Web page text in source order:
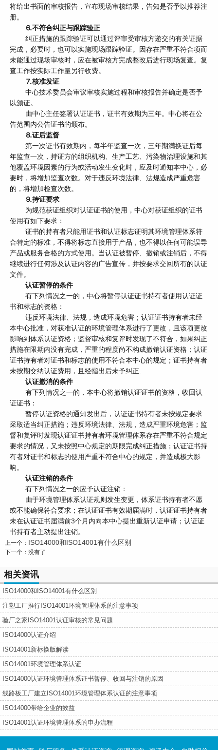
将给出书面的审核报告，宣布现场审核结果，告知是否予以推荐注
册。
⒍不符合纠正与跟踪验正
纠正措施的跟踪验证可以通过评审受审核方递交的有关证据
完成，必要时，也可以实施现场跟踪验证。因存在严重不符合项而
未能通过现场审核时，应在被审核方完成整改后进行现场复查。复
查工作按实际工作量另行收费。
⒎核准发证
中心技术委员会审议审核实施过程和审核报告并确定是否予
以颁证。
由中心主任签署认证证书，证书有效期为三年。中心将在公
告范围内公告证书的颁布。
⒏证后监督
第一次证书有效期内，每半年监查一次，三年期满换证后每
年监查一次，持证方的组织机构、生产工艺、污染物治理设施和其
他覆盖环境因素的行为或活动发生变化时，应及时通知本中心，必
要时，将增加监查次数。对于违反环境法律、法规造成严重危害
的，将增加检查次数。
⒐持证要求
为规范获证组织对认证证书的使用，中心对获证组织的证书
使用有如下要求：
证书的持有者只能用证书和认证标志证明其环境管理体系符
合特定的标准，不得将标志直接用于产品，也不得以任何可能误导
产品或服务合格的方式使用。当认证被暂停、撤销或注销后，不得
继续进行任何涉及认证内容的广告宣传，并按要求交回所有的认证
文件。
认证暂停的条件
有下列情况之一的，中心将暂停认证证书持有者使用认证证
书和标志的资格：
违反环境法律、法规，造成环境危害；认证证书持有者未经
本中心批准，对获准认证的环境管理体系进行了更改，且该项更改
影响到体系认证资格；监督审核和复评时发现了不符合，如果纠正
措施在限期内没有完成，严重的程度尚不构成撤销认证资格；认证
证书持有者对证书和标志的使用不符合本中心的规定；证书持有者
未按期交纳认证费用，且经指出后未予纠正.
认证撤消的条件
有下列情况之一的，本中心将撤销认证证书的资格，收回认
证证书：
暂停认证资格的通知发出后，认证证书持有者未按规定要求
采取适当纠正措施；违反环境法律、法规，造成严重环境危害；监
督和复评时发现认证证书持有者环境管理体系存在严重不符合规定
要求的情况，又未按照中心规定的期限完成纠正措施；认证证书持
有者对证书和标志的使用严重不符合中心的规定，并造成极大影
响。
认证注销的条件
有下列情况之一的应予认证注销：
由于环境管理体系认证规则发生变更，体系证书持有者不愿
或不能确保符合要求；在认证证书有效期届满时，认证证书持有者
未在认证证书届满前3个月内向本中心提出重新认证申请；认证证
书持有者主动提出注销。
上一个： ISO14000和ISO14001有什么区别
下一个：没有了
相关资讯
ISO14000和ISO14001有什么区别
注塑工厂推行ISO14001环境管理体系的注意事项
验厂之家ISO14001认证审核的常见问题
ISO14000认证介绍
ISO14001新标换版解读
ISO14001环境管理体系认证
ISO14000认证环境管理体系证书暂停、收回与注销的原因
线路板工厂建立ISO14001环境管理体系认证的注意事项
ISO14000带给企业的效益
ISO14001认证环境管理体系的申办流程